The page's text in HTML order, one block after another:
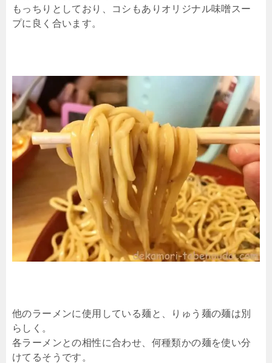
もっちりとしており、コシもありオリジナル味噌スー
プに良く合います。
他のラーメンに使用している麺と、りゅう麺の麺は別
らしく。
各ラーメンとの相性に合わせ、何種類かの麺を使い分
けてるそうです。